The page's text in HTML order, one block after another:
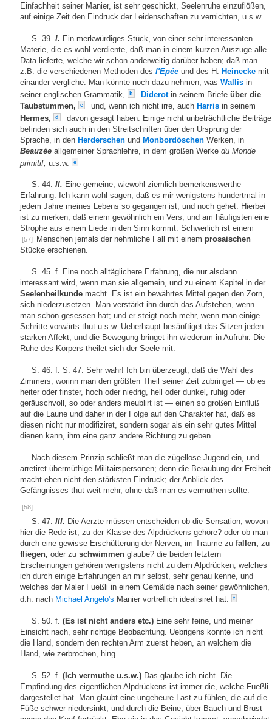
Einfachheit seiner Manier, ist sehr geschickt, Seelenruhe einzuflößen,
auf einige Zeit den Eindruck der Leidenschaften zu vernichten, u.s.w.
S. 39.I. Ein merkwürdiges Stück, von einer sehr interessanten
Materie, die es wohl verdiente, daß man in einem kurzen Auszuge alle
Data lieferte, welche wir schon anderweitig darüber haben; daß man
z.B. die verschiedenen Methoden des l'Epée und des H. Heinecke mit
einander vergliche. Man könnte noch dazu nehmen, was Wallis in
seiner englischen Grammatik,
b Diderot in seinem Briefe über die
Taubstummen,
c und, wenn ich nicht irre, auch Harris in seinem
Hermes,
d
davon gesagt haben. Einige nicht unbeträchtliche Beiträge
befinden sich auch in den Streitschriften über den Ursprung der
Sprache, in den Herderschen und Monbordöschen Werken, in
Beauzée allgemeiner Sprachlehre, in dem großen Werke du Monde
primitif, u.s.w. e
S. 44.II. Eine gemeine, wiewohl ziemlich bemerkenswerthe
Erfahrung. Ich kann wohl sagen, daß es mir wenigstens hundertmal in
jedem Jahre meines Lebens so gegangen ist, und noch gehet. Hierbei
ist zu merken, daß einem gewöhnlich ein Vers, und am häufigsten eine
Strophe aus einem Liede in den Sinn kommt. Schwerlich ist einem
[57] Menschen jemals der nehmliche Fall mit einem prosaischen
Stücke erschienen.
S. 45. f. Eine noch alltäglichere Erfahrung, die nur alsdann
interessant wird, wenn man sie allgemein, und zu einem Kapitel in der
Seelenheilkunde macht. Es ist ein bewährtes Mittel gegen den Zorn,
sich niederzusetzen. Man verstärkt ihn durch das Aufstehen, wenn
man schon gesessen hat; und er steigt noch mehr, wenn man einige
Schritte vorwärts thut u.s.w. Ueberhaupt besänftiget das Sitzen jeden
starken Affekt, und die Bewegung bringet ihn wiederum in Aufruhr. Die
Ruhe des Körpers theilet sich der Seele mit.
S. 46. f. S. 47. Sehr wahr! Ich bin überzeugt, daß die Wahl des
Zimmers, worinn man den größten Theil seiner Zeit zubringet — ob es
heiter oder finster, hoch oder niedrig, hell oder dunkel, ruhig oder
geräuschvoll, so oder anders meublirt ist — einen so großen Einfluß
auf die Laune und daher in der Folge auf den Charakter hat, daß es
diesen nicht nur modifiziret, sondern sogar als ein sehr gutes Mittel
dienen kann, ihm eine ganz andere Richtung zu geben.
Nach diesem Prinzip schließt man die zügellose Jugend ein, und
arretiret übermüthige Militairspersonen; denn die Beraubung der Freiheit
macht eben nicht den stärksten Eindruck; der Anblick des
Gefängnisses thut weit mehr, ohne daß man es vermuthen sollte.
[58]
S. 47.III. Die Aerzte müssen entscheiden ob die Sensation, wovon
hier die Rede ist, zu der Klasse des Alpdrückens gehöre? oder ob man
durch eine gewisse Erschütterung der Nerven, im Traume zu fallen, zu
fliegen, oder zu schwimmen glaube? die beiden letztern
Erscheinungen gehören wenigstens nicht zu dem Alpdrücken; welches
ich durch einige Erfahrungen an mir selbst, sehr genau kenne, und
welches der Maler Fueßli in einem Gemälde nach seiner gewöhnlichen,
d.h. nach Michael Angelo's Manier vortreflich idealisiret hat. f
S. 50. f.(Es ist nicht anders etc.) Eine sehr feine, und meiner
Einsicht nach, sehr richtige Beobachtung. Uebrigens konnte ich nicht
die Hand, sondern den rechten Arm zuerst heben, an welchem die
Hand, wie zerbrochen, hing.
S. 52. f.(Ich vermuthe u.s.w.) Das glaube ich nicht. Die
Empfindung des eigentlichen Alpdrückens ist immer die, welche Fueßli
dargestellet hat. Man glaubt eine ungeheure Last zu fühlen, die auf die
Füße schwer niedersinkt, und durch die Beine, über Bauch und Brust